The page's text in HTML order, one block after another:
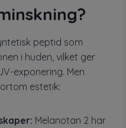
peptid som
i huden, vilket ger
exponering. Men
estetik:
Melanotan 2 har